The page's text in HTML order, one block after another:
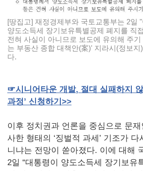
[땅집고] 재정경제부와 국토교통부는 2일
양도소득세 장기보유특별공제 폐지를 직
전혀 사실이 아니므로 보도에 유의해 주
는 부동산 종합 대책안(案)' 지라시(정보지
다.
☞시니어타운 개발, 절대 실패하지
과정’ 신청하기 >>
이후 정치권과 언론을 중심으로 문
사한 형태의 ‘징벌적 과세’ 기조가
니냐는 전망이 쏟아졌다. 이에 대해
2일 “대통령이 양도소득세 장기보유